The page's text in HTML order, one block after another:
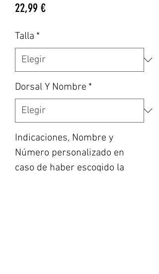
22,99 €Precio
Talla *
Dorsal Y Nombre *
Indicaciones, Nombre y
Número personalizado en
caso de haber escogido la